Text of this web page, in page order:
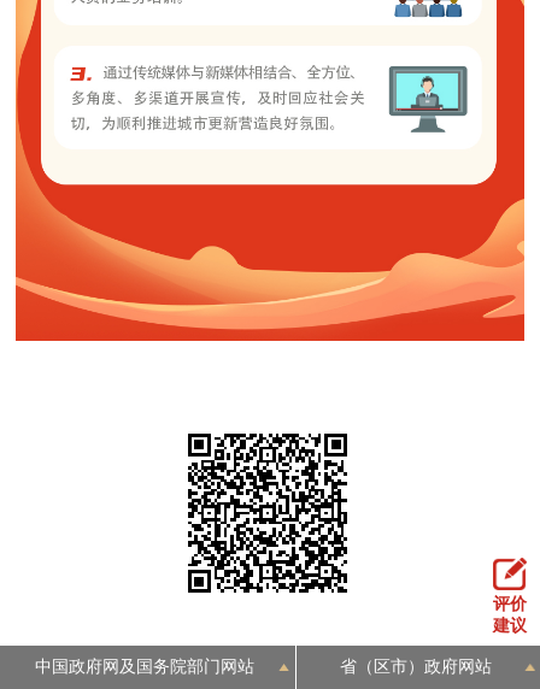
评价
建议
中国政府网及国务院部门网站 省（区市）政府网站